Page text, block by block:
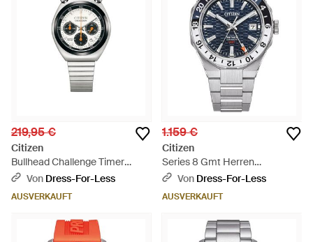
219,95 €
Citizen
Bullhead Challenge Timer
Herren Armbanduhr An3660-
Von Dress-For-Less
AUSVERKAUFT
1.159 €
Citizen
Series 8 Gmt Herren
Armbanduhr Nb6034-58L -
Von Dress-For-Less
AUSVERKAUFT